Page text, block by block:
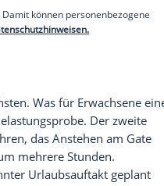
durchgehend gebucht,
muss nicht selbst
dass das
Ein liegengebliebener
Verlustmeldungen
Handgepäck reist,
Variante, bei der